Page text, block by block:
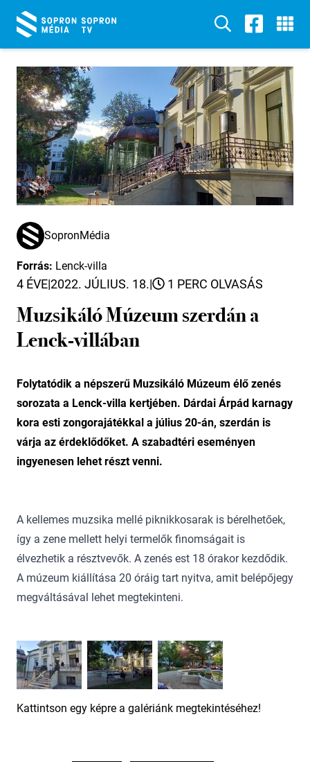
SopronMédia
Forrás: Lenck-villa
4 ÉVE|2022. JÚLIUS. 18.| 1 PERC OLVASÁS
Muzsikáló Múzeum szerdán a
Lenck-villában
Folytatódik a népszerű Muzsikáló Múzeum élő zenés
sorozata a Lenck-villa kertjében. Dárdai Árpád karnagy
kora esti zongorajátékkal a július 20-án, szerdán is
várja az érdeklődőket. A szabadtéri eseményen
ingyenesen lehet részt venni.
A kellemes muzsika mellé piknikkosarak is bérelhetőek,
így a zene mellett helyi termelők finomságait is
élvezhetik a résztvevők. A zenés est 18 órakor kezdődik.
A múzeum kiállítása 20 óráig tart nyitva, amit belépőjegy
megváltásával lehet megtekinteni.
Kattintson egy képre a galériánk megtekintéséhez!